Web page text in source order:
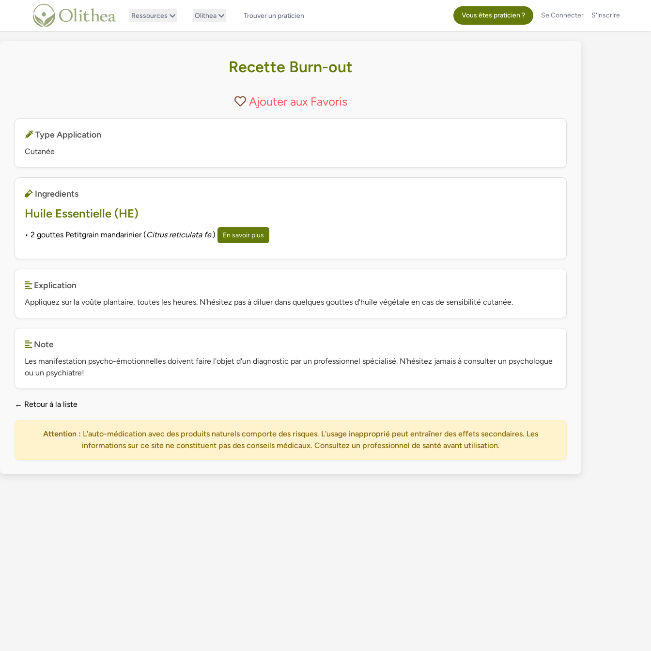
Ressources Olithea Trouver un praticien Vous êtes praticien ? Se Connecter S'inscrire
Recette Burn-out
Ajouter aux Favoris
Type Application
Cutanée
Ingredients
Huile Essentielle (HE)
• 2 gouttes Petitgrain mandarinier (Citrus reticulata fe.) En savoir plus
Explication
Appliquez sur la voûte plantaire, toutes les heures. N'hésitez pas à diluer dans quelques gouttes d'huile végétale en cas de sensibilité cutanée.
Note
Les manifestation psycho-émotionnelles doivent faire l'objet d'un diagnostic par un professionnel spécialisé. N'hésitez jamais à consulter un psychologue
ou un psychiatre!
← Retour à la liste
Attention : L'auto-médication avec des produits naturels comporte des risques. L'usage inapproprié peut entraîner des effets secondaires. Les
informations sur ce site ne constituent pas des conseils médicaux. Consultez un professionnel de santé avant utilisation.